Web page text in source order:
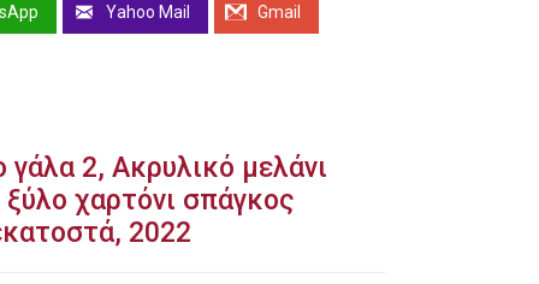
Yahoo Mail Gmail
2, Ακρυλικό μελάνι
χαρτόνι σπάγκος
2022